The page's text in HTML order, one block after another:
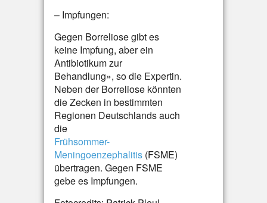
– Impfungen:
Gegen Borreliose gibt es
keine Impfung, aber ein
Antibiotikum zur
Behandlung», so die Expertin.
Neben der Borreliose könnten
die Zecken in bestimmten
Regionen Deutschlands auch
die
Frühsommer-
Meningoenzephalitis (FSME)
übertragen. Gegen FSME
gebe es Impfungen.